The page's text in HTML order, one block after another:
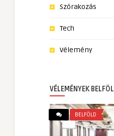
Szórakozás
Tech
Vélemény
VÉLEMÉNYEK
BELFÖLD